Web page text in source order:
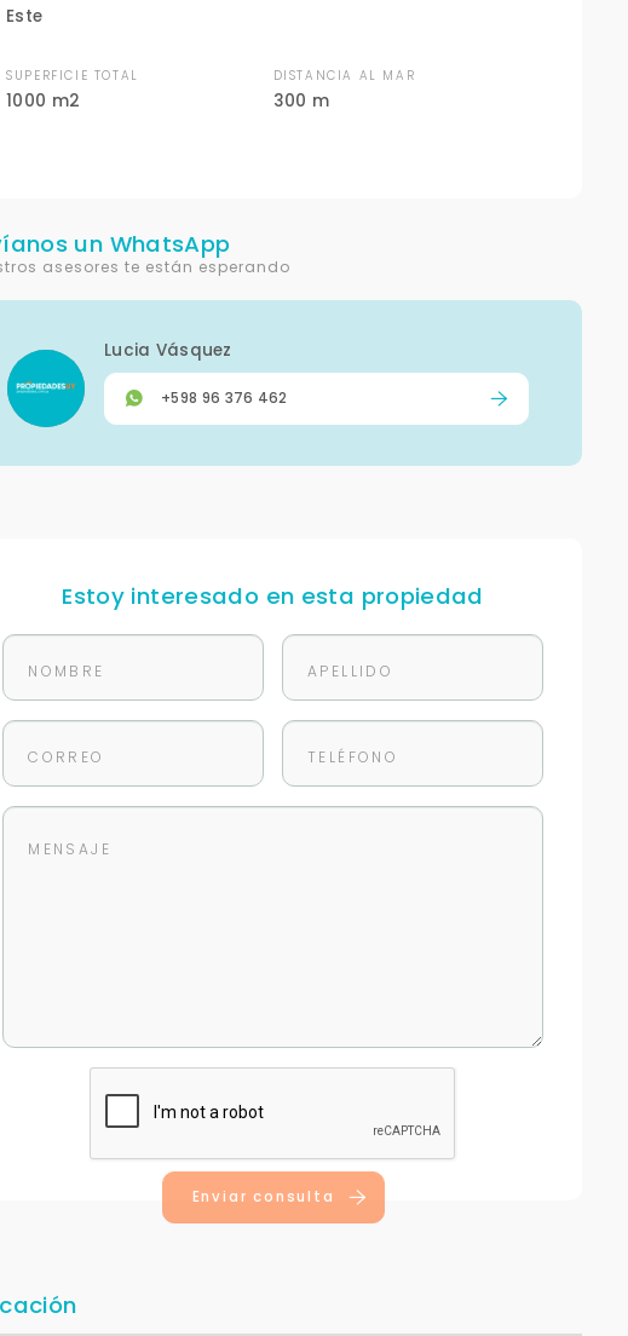
Este
SUPERFICIE TOTAL
1000 m2
DISTANCIA AL MAR
300 m
un WhatsApp
asesores te están esperando
Lucia Vásquez
+598 96 376 462
Estoy interesado en esta propiedad
Enviar consulta